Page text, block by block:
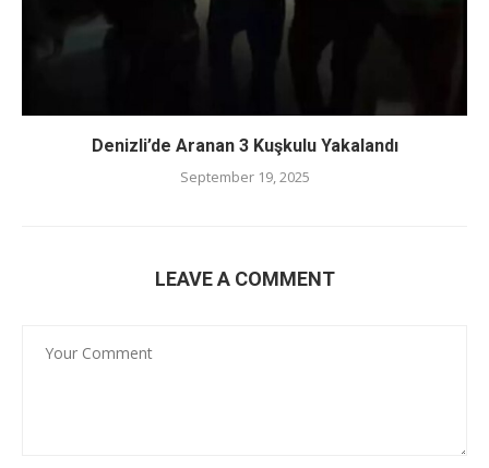
Denizli’de Aranan 3 Kuşkulu Yakalandı
September 19, 2025
LEAVE A COMMENT